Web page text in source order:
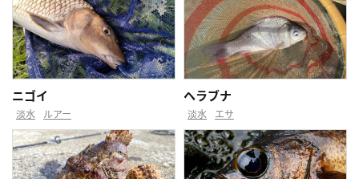
ニゴイ
淡水 ルアー
ヘラブナ
淡水 エサ